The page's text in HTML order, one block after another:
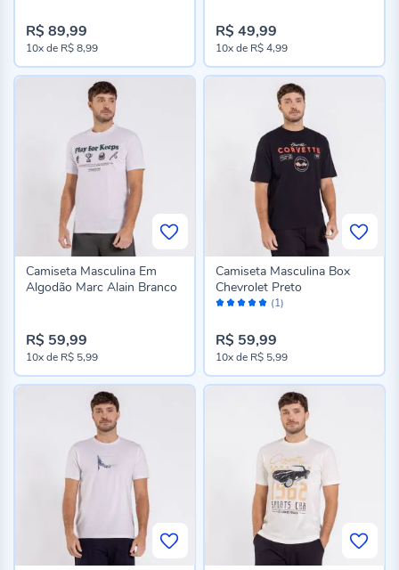
R$ 89,99
10xde R$ 8,99
R$ 49,99
10xde R$ 4,99
Camiseta Masculina Em
Algodão Marc Alain Branco
R$ 59,99
10xde R$ 5,99
Avaliação: (1)
Camiseta Masculina Box
Chevrolet Preto
R$ 59,99
10xde R$ 5,99